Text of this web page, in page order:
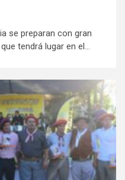
se preparan con gran
tendrá lugar en el...